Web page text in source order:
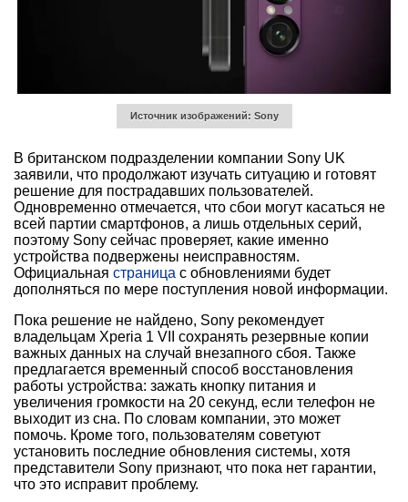
Источник изображений: Sony
В британском подразделении компании Sony UK
заявили, что продолжают изучать ситуацию и готовят
решение для пострадавших пользователей.
Одновременно отмечается, что сбои могут касаться не
всей партии смартфонов, а лишь отдельных серий,
поэтому Sony сейчас проверяет, какие именно
устройства подвержены неисправностям.
Официальная страница с обновлениями будет
дополняться по мере поступления новой информации.
Пока решение не найдено, Sony рекомендует
владельцам Xperia 1 VII сохранять резервные копии
важных данных на случай внезапного сбоя. Также
предлагается временный способ восстановления
работы устройства: зажать кнопку питания и
увеличения громкости на 20 секунд, если телефон не
выходит из сна. По словам компании, это может
помочь. Кроме того, пользователям советуют
установить последние обновления системы, хотя
представители Sony признают, что пока нет гарантии,
что это исправит проблему.